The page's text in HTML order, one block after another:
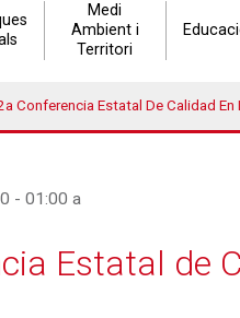
Medi
Ambient i
Territori
Conferencia Estatal De Calidad
- 01:00 a
Estatal de